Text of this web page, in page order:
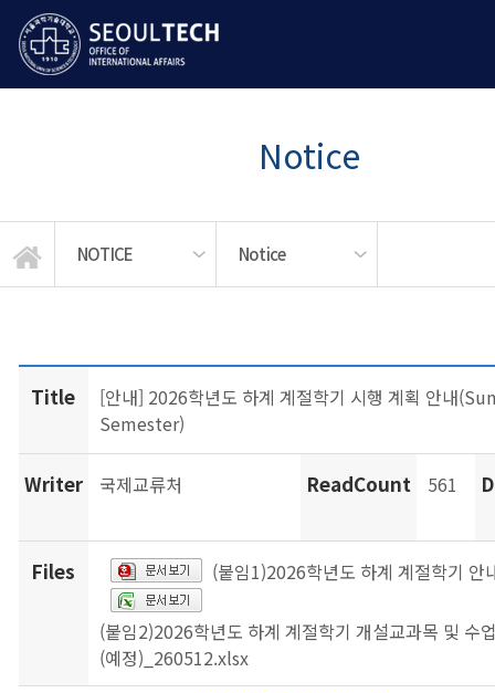
Notice
NOTICE Notice
ABOUT US
APPLY
GLOBAL MOBILITY
STUDENT SERVICES
LANGUAGE EDUCATION
NOTICE
Notice
News & Events
Title
[안내] 2026학년도 하계 계절학기 시행 계획 안내
Semester)
Writer 국제교류처 ReadCount 561
Files (붙임1)2026학년도 하계 계절학기 안
(붙임2)2026학년도 하계 계절학기 개설교과목 및 수
(예정)_260512.xlsx